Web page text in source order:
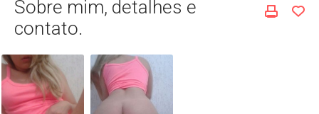
Sobre mim, detalhes e
contato.